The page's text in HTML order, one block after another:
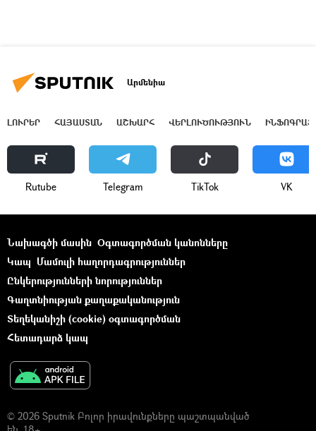
Արմենիա
ԼՈՒՐԵՐ ՀԱՅԱՍՏԱՆ ԱՇԽԱՐՀ ՎԵՐԼՈՒԾՈՒԹՅՈՒՆ
Rutube Telegram ТikТоk VK
Նախագծի մասին Օգտագործման կանոնները
Կապ Մամուլի հաղորդագրություններ
Ընկերությունների նորություններ
Գաղտնիության քաղաքականություն
Տեղեկանիշի (cookie) օգտագործման
Հետադարձ կապ
© 2026 Sputnik Բոլոր իրավունքները պաշտպանված